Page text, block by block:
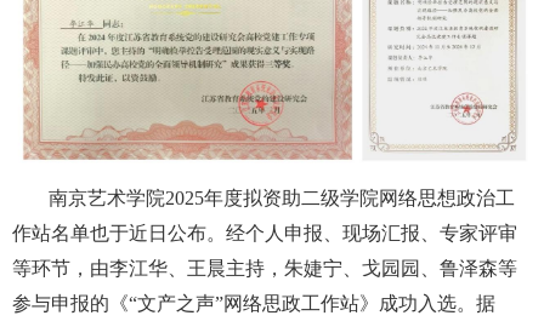
南京艺术学院2025年度拟资助二级学院网络思想政治工
作站名单也于近日公布。经个人申报、现场汇报、专家评审
等环节，由李江华、王晨主持，朱婕宁、戈园园、鲁泽森等
参与申报的《“文产之声”网络思政工作站》成功入选。据